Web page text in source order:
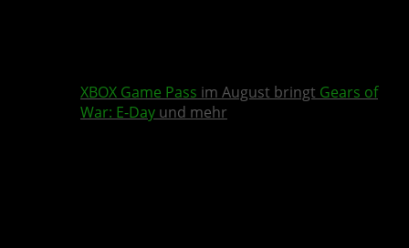
XBOX Game Pass im August bringt Gears of
War: E-Day und mehr